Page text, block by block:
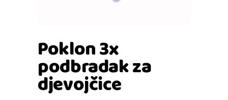
Poklon 3x
podbradak za
djevojčice